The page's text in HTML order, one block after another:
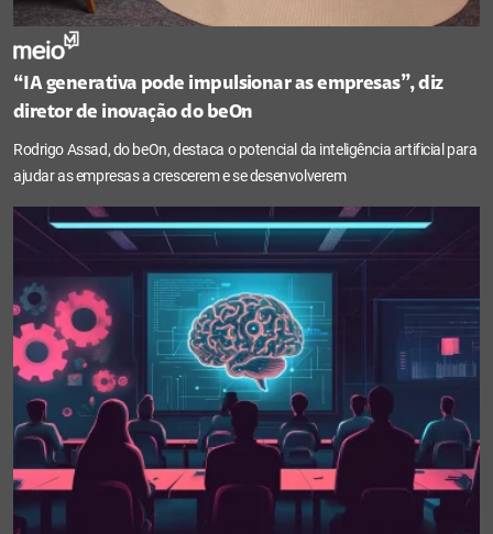
“IA generativa pode impulsionar as empresas”, diz
diretor de inovação do beOn
Rodrigo Assad, do beOn, destaca o potencial da inteligência artificial para
ajudar as empresas a crescerem e se desenvolverem